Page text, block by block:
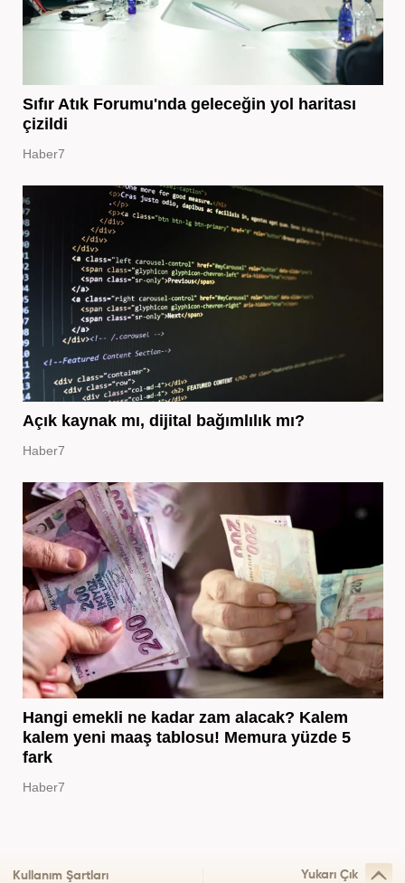
Sıfır Atık Forumu'nda geleceğin yol haritası
çizildi
Haber7
Açık kaynak mı, dijital bağımlılık mı?
Haber7
Hangi emekli ne kadar zam alacak? Kalem
kalem yeni maaş tablosu! Memura yüzde 5
fark
Haber7
Kullanım Şartları Yukarı Çık